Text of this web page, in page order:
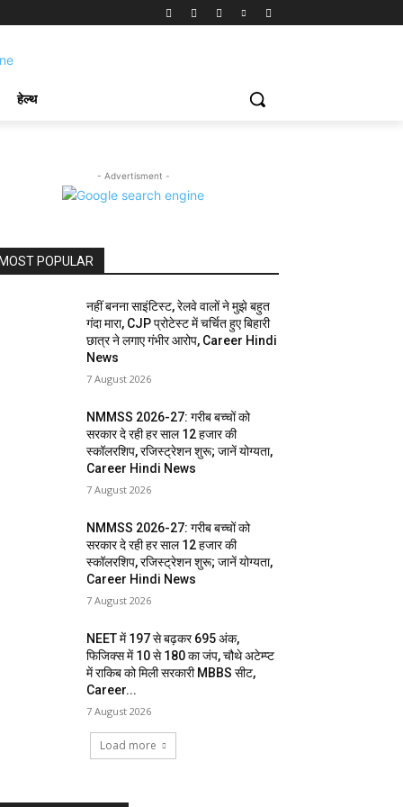
हेल्थ
- Advertisment -
MOST POPULAR
नहीं बनना साइंटिस्ट, रेलवे वालों ने मुझे बहुत
गंदा मारा, CJP प्रोटेस्ट में चर्चित हुए बिहारी
छात्र ने लगाए गंभीर आरोप, Career Hindi
News
7 August 2026
NMMSS 2026-27: गरीब बच्चों को
सरकार दे रही हर साल 12 हजार की
स्कॉलरशिप, रजिस्ट्रेशन शुरू; जानें योग्यता,
Career Hindi News
7 August 2026
NMMSS 2026-27: गरीब बच्चों को
सरकार दे रही हर साल 12 हजार की
स्कॉलरशिप, रजिस्ट्रेशन शुरू; जानें योग्यता,
Career Hindi News
7 August 2026
NEET में 197 से बढ़कर 695 अंक,
फिजिक्स में 10 से 180 का जंप, चौथे अटेम्प्ट
में राकिब को मिली सरकारी MBBS सीट,
Career...
7 August 2026
Load more